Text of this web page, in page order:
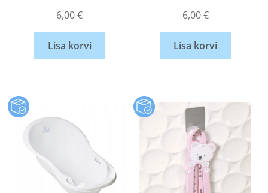
6,00€
Lisa korvi
6,00€
Lisa korvi